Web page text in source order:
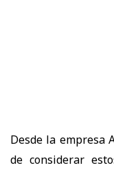
Desde la empresa
de considerar